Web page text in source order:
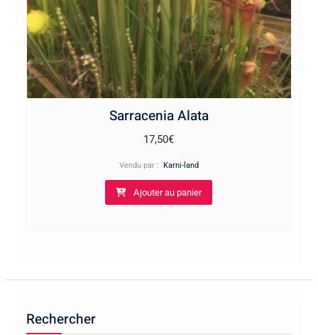
Sarracenia Alata
17,50€
Vendu par : Karni-land
Ajouter au panier
Rechercher